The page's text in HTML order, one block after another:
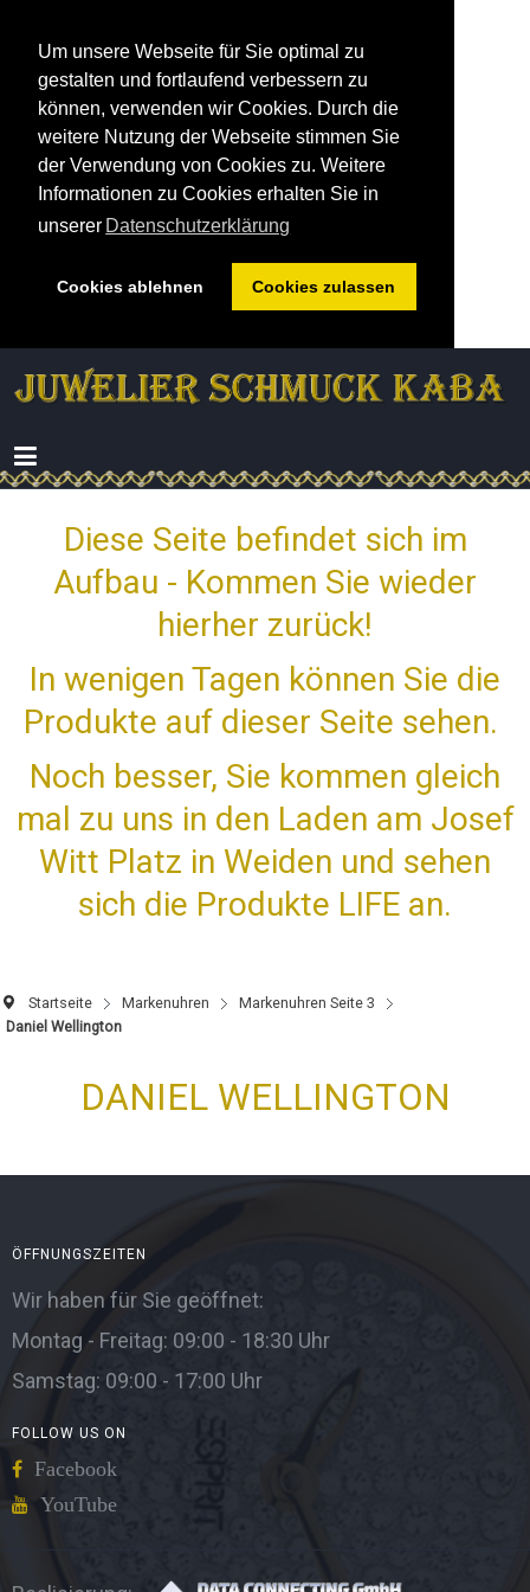
Um unsere Webseite für Sie optimal zu
gestalten und fortlaufend verbessern zu
können, verwenden wir Cookies. Durch die
weitere Nutzung der Webseite stimmen Sie
der Verwendung von Cookies zu. Weitere
Informationen zu Cookies erhalten Sie in
unserer Datenschutzerklärung
Cookies ablehnen Cookies zulassen
Diese Seite befindet sich im
Aufbau - Kommen Sie wieder
hierher zurück!
In wenigen Tagen können Sie die
Produkte auf dieser Seite sehen.
Noch besser, Sie kommen gleich
mal zu uns in den Laden am Josef
Witt Platz in Weiden und sehen
sich die Produkte LIFE an.
Startseite Markenuhren
Markenuhren Seite 3
Daniel Wellington
DANIEL WELLINGTON
ÖFFNUNGSZEITEN
Wir haben für Sie geöffnet:
Montag - Freitag: 09:00 - 18:30 Uhr
Samstag: 09:00 - 17:00 Uhr
FOLLOW US ON
Facebook
YouTube